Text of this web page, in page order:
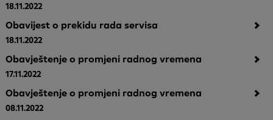
18.11.2022
Obavijest o prekidu rada servisa
18.11.2022
Obavještenje o promjeni radnog vremena
17.11.2022
Obavještenje o promjeni radnog vremena
08.11.2022